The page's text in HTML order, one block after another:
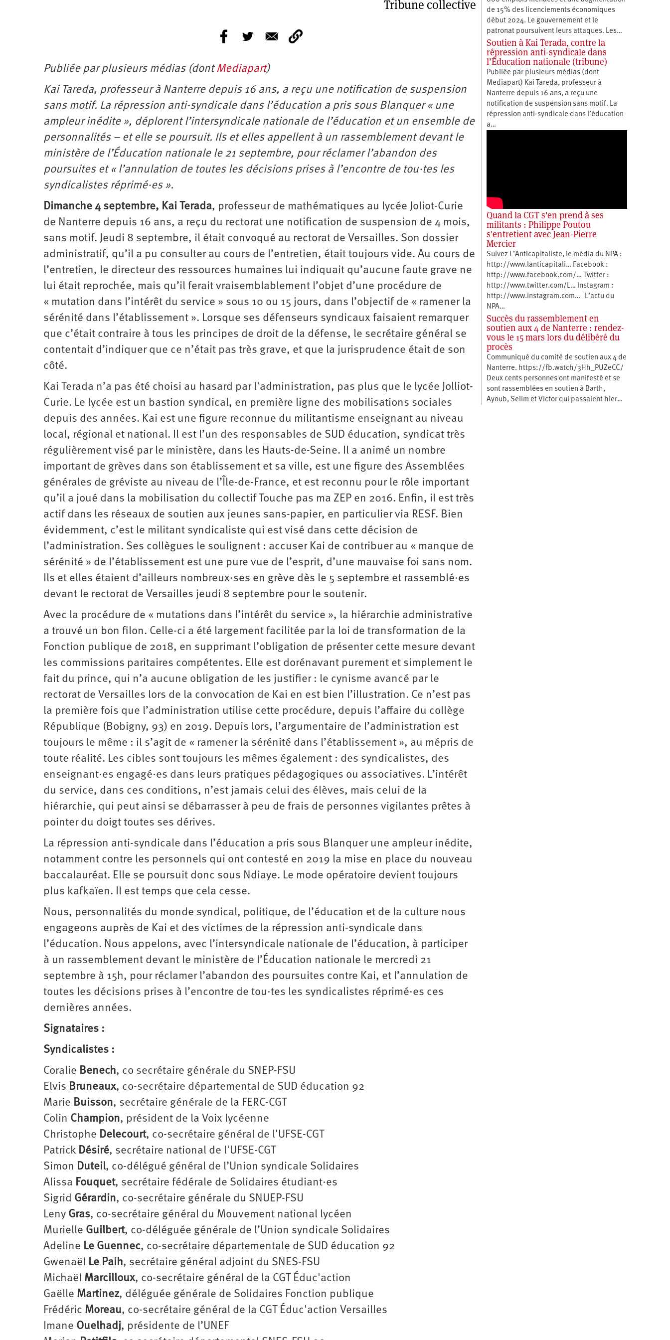
Tribune collective
Publiée par plusieurs médias (dontMediapart)
Kai Tareda, professeur à Nanterre depuis 16 ans, a reçu une notification de suspension
sans motif. La répression anti-syndicale dans l’éducation a pris sous Blanquer « une
ampleur inédite », déplorent l’intersyndicale nationale de l’éducation et un ensemble de
personnalités – et elle se poursuit. Ils et elles appellent à un rassemblement devant le
ministère de l’Éducation nationale le 21 septembre, pour réclamer l’abandon des
poursuites et « l’annulation de toutes les décisions prises à l’encontre de tou·tes les
syndicalistes réprimé·es ».
Dimanche 4 septembre, Kai Terada, professeur de mathématiques au lycée Joliot-Curie
de Nanterre depuis 16 ans, a reçu du rectorat une notification de suspension de 4 mois,
sans motif. Jeudi 8 septembre, il était convoqué au rectorat de Versailles. Son dossier
administratif, qu’il a pu consulter au cours de l’entretien, était toujours vide. Au cours de
l’entretien, le directeur des ressources humaines lui indiquait qu’aucune faute grave ne
lui était reprochée, mais qu’il ferait vraisemblablement l’objet d’une procédure de
« mutation dans l’intérêt du service » sous 10 ou 15 jours, dans l’objectif de « ramener la
sérénité dans l’établissement ». Lorsque ses défenseurs syndicaux faisaient remarquer
que c’était contraire à tous les principes de droit de la défense, le secrétaire général se
contentait d’indiquer que ce n’était pas très grave, et que la jurisprudence était de son
côté.
Kai Terada n’a pas été choisi au hasard par l'administration, pas plus que le lycée Jolliot-
Curie. Le lycée est un bastion syndical, en première ligne des mobilisations sociales
depuis des années. Kai est une figure reconnue du militantisme enseignant au niveau
local, régional et national. Il est l’un des responsables de SUD éducation, syndicat très
régulièrement visé par le ministère, dans les Hauts-de-Seine. Il a animé un nombre
important de grèves dans son établissement et sa ville, est une figure des Assemblées
générales de gréviste au niveau de l’Île-de-France, et est reconnu pour le rôle important
qu’il a joué dans la mobilisation du collectif Touche pas ma ZEP en 2016. Enfin, il est très
actif dans les réseaux de soutien aux jeunes sans-papier, en particulier via RESF. Bien
évidemment, c’est le militant syndicaliste qui est visé dans cette décision de
l’administration. Ses collègues le soulignent : accuser Kai de contribuer au « manque de
sérénité » de l’établissement est une pure vue de l’esprit, d’une mauvaise foi sans nom.
Ils et elles étaient d’ailleurs nombreux·ses en grève dès le 5 septembre et rassemblé·es
devant le rectorat de Versailles jeudi 8 septembre pour le soutenir.
Avec la procédure de « mutations dans l’intérêt du service », la hiérarchie administrative
a trouvé un bon filon. Celle-ci a été largement facilitée par la loi de transformation de la
Fonction publique de 2018, en supprimant l’obligation de présenter cette mesure devant
les commissions paritaires compétentes. Elle est dorénavant purement et simplement le
fait du prince, qui n’a aucune obligation de les justifier : le cynisme avancé par le
rectorat de Versailles lors de la convocation de Kai en est bien l’illustration. Ce n’est pas
la première fois que l’administration utilise cette procédure, depuis l’affaire du collège
République (Bobigny, 93) en 2019. Depuis lors, l’argumentaire de l’administration est
toujours le même : il s’agit de « ramener la sérénité dans l’établissement », au mépris de
toute réalité. Les cibles sont toujours les mêmes également : des syndicalistes, des
enseignant·es engagé·es dans leurs pratiques pédagogiques ou associatives. L’intérêt
du service, dans ces conditions, n’est jamais celui des élèves, mais celui de la
hiérarchie, qui peut ainsi se débarrasser à peu de frais de personnes vigilantes prêtes à
pointer du doigt toutes ses dérives.
La répression anti-syndicale dans l’éducation a pris sous Blanquer une ampleur inédite,
notamment contre les personnels qui ont contesté en 2019 la mise en place du nouveau
baccalauréat. Elle se poursuit donc sous Ndiaye. Le mode opératoire devient toujours
plus kafkaïen. Il est temps que cela cesse.
Nous, personnalités du monde syndical, politique, de l’éducation et de la culture nous
engageons auprès de Kai et des victimes de la répression anti-syndicale dans
l’éducation. Nous appelons, avec l’intersyndicale nationale de l’éducation, à participer
à un rassemblement devant le ministère de l’Éducation nationale le mercredi 21
septembre à 15h, pour réclamer l’abandon des poursuites contre Kai, et l’annulation de
toutes les décisions prises à l’encontre de tou·tes les syndicalistes réprimé·es ces
dernières années.
Signataires :
Syndicalistes :
Coralie Benech, co secrétaire générale du SNEP-FSU
Elvis Bruneaux, co-secrétaire départemental de SUD éducation 92
Marie Buisson, secrétaire générale de la FERC-CGT
Colin Champion, président de la Voix lycéenne
Christophe Delecourt, co-secrétaire général de l'UFSE-CGT
Patrick Désiré, secrétaire national de l'UFSE-CGT
Simon Duteil, co-délégué général de l’Union syndicale Solidaires
Alissa Fouquet, secrétaire fédérale de Solidaires étudiant·es
Sigrid Gérardin, co-secrétaire générale du SNUEP-FSU
Leny Gras, co-secrétaire général du Mouvement national lycéen
Murielle Guilbert, co-déléguée générale de l’Union syndicale Solidaires
Adeline Le Guennec, co-secrétaire départementale de SUD éducation 92
Gwenaël Le Paih, secrétaire général adjoint du SNES-FSU
Michaël Marcilloux, co-secrétaire général de la CGT Éduc'action
Gaëlle Martinez, déléguée générale de Solidaires Fonction publique
Frédéric Moreau, co-secrétaire général de la CGT Éduc'action Versailles
Imane Ouelhadj, présidente de l’UNEF
de 15% des licenciements économiques
début 2024. Le gouvernement et le
patronat poursuivent leurs attaques. Les…
Soutien à Kai Terada, contre la
répression anti-syndicale dans
l’Éducation nationale (tribune)
Publiée par plusieurs médias (dont
Mediapart) Kai Tareda, professeur à
Nanterre depuis 16 ans, a reçu une
notification de suspension sans motif. La
répression anti-syndicale dans l’éducation
a…
Quand la CGT s'en prend à ses
militants : Philippe Poutou
s'entretient avec Jean-Pierre
Mercier
Suivez L’Anticapitaliste, le média du NPA :
http://www.lanticapitali… Facebook :
http://www.facebook.com/… Twitter :
http://www.twitter.com/L… Instagram :
http://www.instagram.com… L’actu du
NPA…
Succès du rassemblement en
soutien aux 4 de Nanterre : rendez-
vous le 15 mars lors du délibéré du
procès
Communiqué du comité de soutien aux 4 de
Nanterre. https://fb.watch/3Hh_PUZeCC/
Deux cents personnes ont manifesté et se
sont rassemblées en soutien à Barth,
Ayoub, Selim et Victor qui passaient hier…